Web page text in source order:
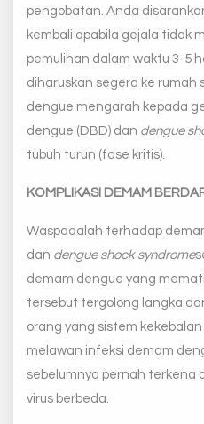
pengobatan. Anda
kembali apabila gejala tidak
pemulihan dalam waktu 3-5
diharuskan segera ke rumah
dengue mengarah kepada
dengue (DBD) dan dengue
tubuh turun (fase kritis).
KOMPLIKASI DEMAM
Waspadalah terhadap
dan dengue shock syndrome
demam dengue yang
tersebut tergolong langka
orang yang sistem
melawan infeksi demam
sebelumnya pernah terkena
virus berbeda.